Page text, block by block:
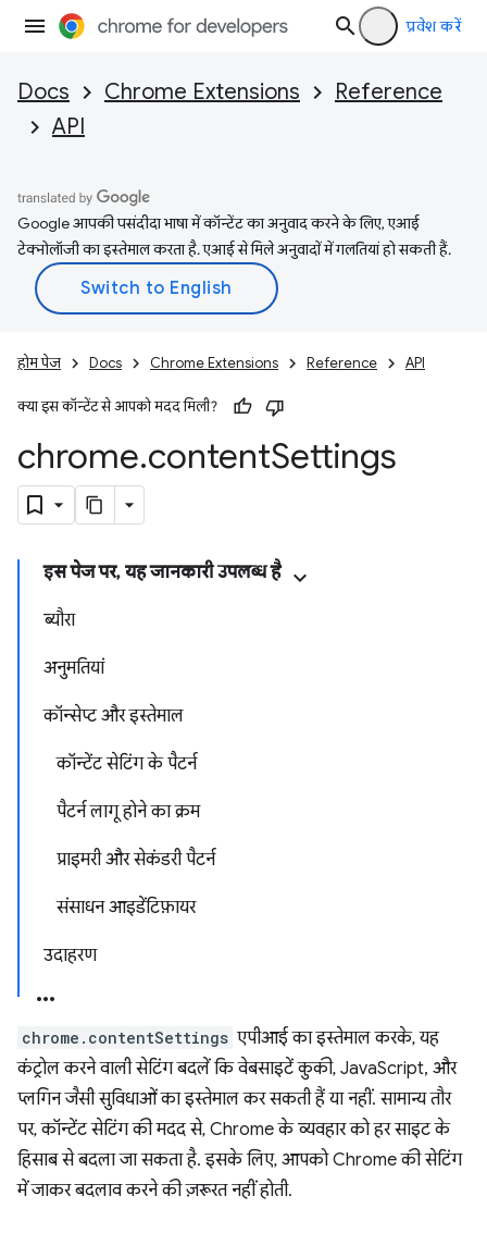
प्रवेश करें
Docs Chrome Extensions
Reference
API
Google आपकी पसंदीदा भाषा में कॉन्टेंट का अनुवाद करने के लिए, एआई
टेक्नोलॉजी का इस्तेमाल करता है. एआई से मिले अनुवादों में गलतियां हो सकती हैं.
होम पेज Docs Chrome Extensions Reference API
क्या इस कॉन्टेंट से आपको मदद मिली?
chrome.contentSettings
इस पेज पर, यह जानकारी उपलब्ध है
ब्यौरा
अनुमतियां
कॉन्सेप्ट और इस्तेमाल
कॉन्टेंट सेटिंग के पैटर्न
पैटर्न लागू होने का क्रम
प्राइमरी और सेकंडरी पैटर्न
संसाधन आइडेंटिफ़ायर
उदाहरण
chrome.contentSettings एपीआई का इस्तेमाल करके, यह
कंट्रोल करने वाली सेटिंग बदलें कि वेबसाइटें कुकी, JavaScript, और
प्लगिन जैसी सुविधाओं का इस्तेमाल कर सकती हैं या नहीं. सामान्य तौर
पर, कॉन्टेंट सेटिंग की मदद से, Chrome के व्यवहार को हर साइट के
हिसाब से बदला जा सकता है. इसके लिए, आपको Chrome की सेटिंग
में जाकर बदलाव करने की ज़रूरत नहीं होती.